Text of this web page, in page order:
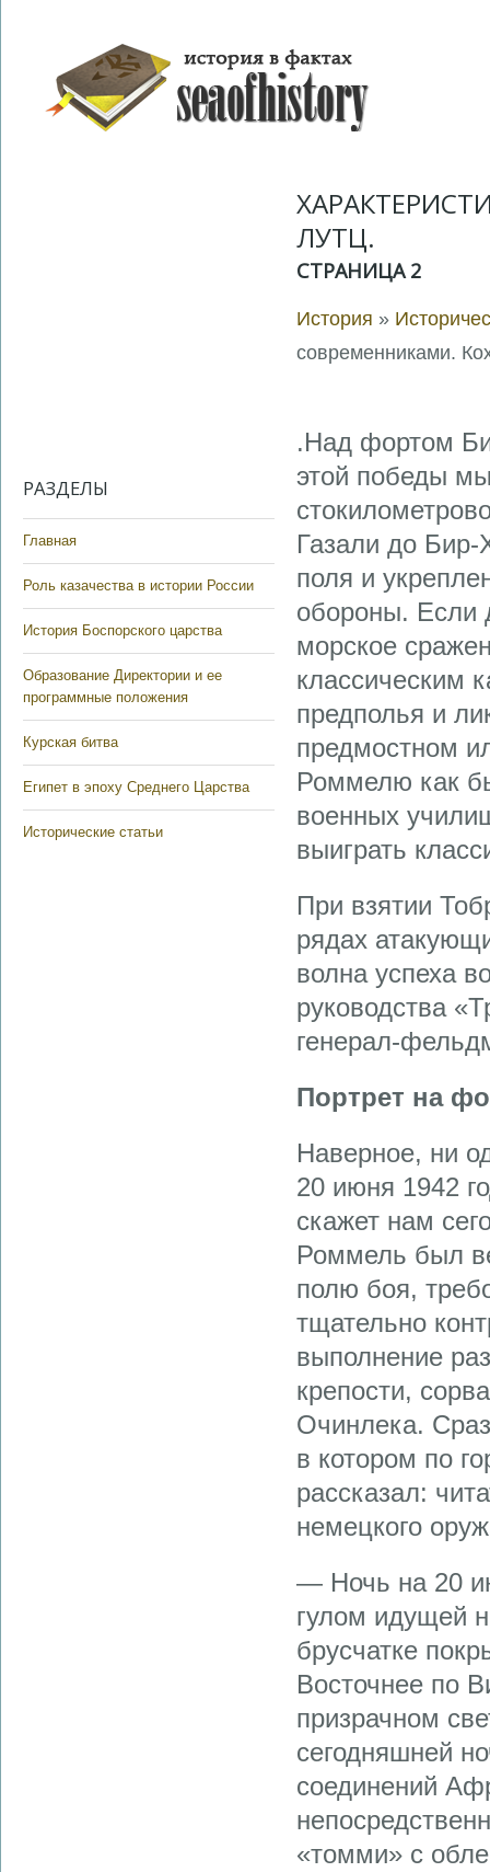
РАЗДЕЛЫ
Главная
Роль казачества в истории России
История Боспорского царства
Образование Директории и ее
программные положения
Курская битва
Египет в эпоху Среднего Царства
Исторические статьи
ЛУТЦ.
СТРАНИЦА 2
История »
современниками.
.Над фортом
этой победы
Газали до
поля и
обороны. Если
морское
классическим
предполья и
предмостном
Роммелю как
военных
выиграть
При взятии
рядах
волна успеха
руководства
генерал-
Портрет на
Наверное, ни
20 июня 1942
скажет нам
Роммель был
полю боя,
тщательно
выполнение
крепости,
Очинлека.
в котором по
рассказал:
немецкого
— Ночь на 20
гулом идущей
брусчатке
Восточнее по
призрачном
сегодняшней
соединений
«томми» с